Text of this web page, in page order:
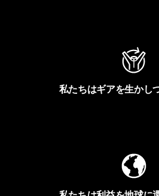
私たちはギアを生かし